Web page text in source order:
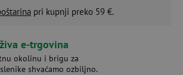
pri kupnji preko 59 €.
e-trgovina
okolinu i brigu za
shvaćamo ozbiljno.